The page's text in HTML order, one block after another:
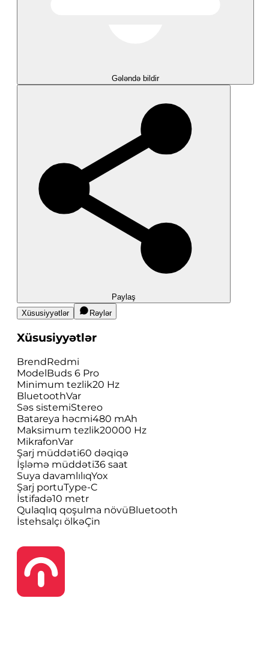
Gələndə bildir
Paylaş
Xüsusiyyətlər
Rəylər
Xüsusiyyətlər
BrendRedmi
ModelBuds 6 Pro
Minimum tezlik20 Hz
BluetoothVar
Səs sistemiStereo
Batareya həcmi480 mAh
Maksimum tezlik20000 Hz
MikrafonVar
Şarj müddəti60 dəqiqə
İşləmə müddəti36 saat
Suya davamlılıqYox
Şarj portuType-C
İstifadə10 metr
Qulaqlıq qoşulma növüBluetooth
İstehsalçı ölkəÇin